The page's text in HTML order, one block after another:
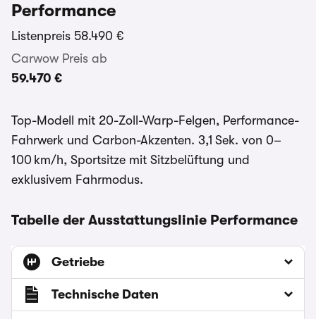
Performance
Listenpreis 58.490 €
Carwow Preis ab
59.470 €
Top-Modell mit 20-Zoll-Warp-Felgen, Performance-
Fahrwerk und Carbon-Akzenten. 3,1 Sek. von 0–
100 km/h, Sportsitze mit Sitzbelüftung und
exklusivem Fahrmodus.
Tabelle der Ausstattungslinie Performance
Getriebe
Technische Daten